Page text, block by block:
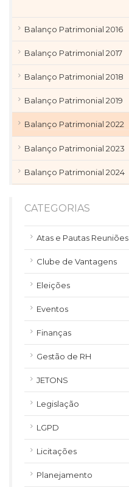
Balanço Patrimonial 2016
Balanço Patrimonial 2017
Balanço Patrimonial 2018
Balanço Patrimonial 2019
Balanço Patrimonial 2022
Balanço Patrimonial 2023
Balanço Patrimonial 2024
CATEGORIAS
Atas e Pautas Reuniões
Clube de Vantagens
Eleições
Eventos
Finanças
Gestão de RH
JETONS
Legislação
LGPD
Licitações
Planejamento